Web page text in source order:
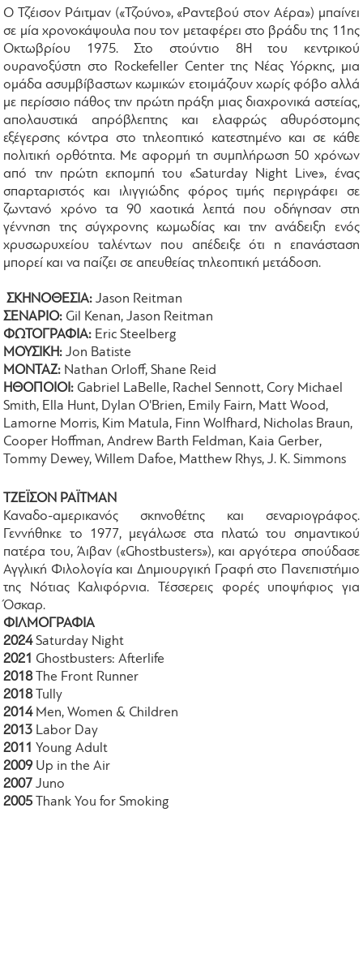
Ο Τζέισον Ράιτμαν («Τζούνο», «Ραντεβού στον Αέρα») μπαίνει
σε μία χρονοκάψουλα που τον μεταφέρει στο βράδυ της 11ης
Οκτωβρίου 1975. Στο στούντιο 8Η του κεντρικού
ουρανοξύστη στο Rockefeller Center της Νέας Υόρκης, μια
ομάδα ασυμβίβαστων κωμικών ετοιμάζουν χωρίς φόβο αλλά
με περίσσιο πάθος την πρώτη πράξη μιας διαχρονικά αστείας,
απολαυστικά απρόβλεπτης και ελαφρώς αθυρόστομης
εξέγερσης κόντρα στο τηλεοπτικό κατεστημένο και σε κάθε
πολιτική ορθότητα. Με αφορμή τη συμπλήρωση 50 χρόνων
από την πρώτη εκπομπή του «Saturday Night Live», ένας
σπαρταριστός και ιλιγγιώδης φόρος τιμής περιγράφει σε
ζωντανό χρόνο τα 90 χαοτικά λεπτά που οδήγησαν στη
γέννηση της σύγχρονης κωμωδίας και την ανάδειξη ενός
χρυσωρυχείου ταλέντων που απέδειξε ότι η επανάσταση
μπορεί και να παίζει σε απευθείας τηλεοπτική μετάδοση.
ΣΚΗΝΟΘΕΣΙΑ:Jason Reitman
ΣΕΝΑΡΙΟ: Gil Kenan, Jason Reitman
ΦΩΤΟΓΡΑΦΙΑ: Eric Steelberg
ΜΟΥΣΙΚΗ: Jon Batiste
ΜΟΝΤΑΖ: Nathan Orloff, Shane Reid
ΗΘΟΠΟΙΟΙ: Gabriel LaBelle, Rachel Sennott, Cory Michael
Smith, Ella Hunt, Dylan O'Brien, Emily Fairn, Matt Wood,
Lamorne Morris, Kim Matula, Finn Wolfhard, Nicholas Braun,
Cooper Hoffman, Andrew Barth Feldman, Kaia Gerber,
Tommy Dewey, Willem Dafoe, Matthew Rhys, J. K. Simmons
ΤΖΕΪΣΟΝ ΡΑΪΤΜΑΝ
Καναδο-αμερικανός σκηνοθέτης και σεναριογράφος.
Γεννήθηκε το 1977, μεγάλωσε στα πλατώ του σημαντικού
πατέρα του, Άιβαν («Ghostbusters»), και αργότερα σπούδασε
Αγγλική Φιλολογία και Δημιουργική Γραφή στο Πανεπιστήμιο
της Νότιας Καλιφόρνια. Τέσσερεις φορές υποψήφιος για
Όσκαρ.
ΦΙΛΜΟΓΡΑΦΙΑ
2024Saturday Night
2021 Ghostbusters: Afterlife
2018
The Front Runner
2018
Tully
2014 Men, Women & Children
2013 Labor Day
2011 Young Adult
2009 Up in the Air
2007Juno
2005
Thank You for Smoking